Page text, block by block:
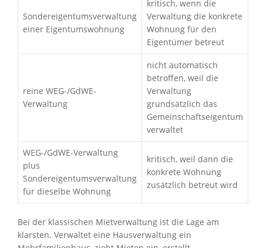
Sondereigentumsverwaltung
einer Eigentumswohnung
kritisch, wenn die
Verwaltung die konkrete
Wohnung für den
Eigentümer betreut
reine WEG-/GdWE-
Verwaltung
nicht automatisch
betroffen, weil die
Verwaltung
grundsätzlich das
Gemeinschaftseigentum
verwaltet
WEG-/GdWE-Verwaltung
plus
Sondereigentumsverwaltung
für dieselbe Wohnung
kritisch, weil dann die
konkrete Wohnung
zusätzlich betreut wird
Bei der klassischen Mietverwaltung ist die Lage am
klarsten. Verwaltet eine Hausverwaltung ein